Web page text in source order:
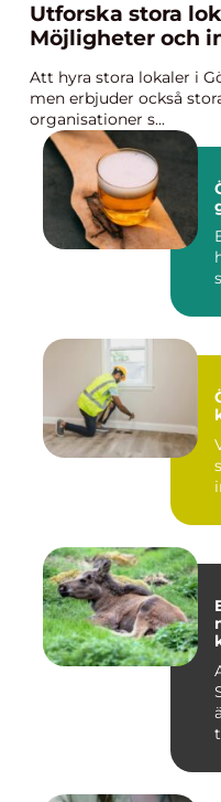
Utforska stora
Möjligheter och
Att hyra stora lokaler i
men erbjuder också
organisationer s...